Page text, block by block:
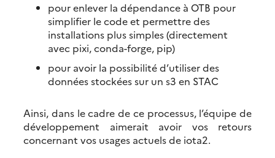
pour enlever la dépendance à OTB pour
simplifier le code et permettre des
installations plus simples (directement
avec pixi, conda-forge, pip)
pour avoir la possibilité d’utiliser des
données stockées sur un s3 en STAC
Ainsi, dans le cadre de ce processus, l’équipe de
développement aimerait avoir vos retours
concernant vos usages actuels de iota2.